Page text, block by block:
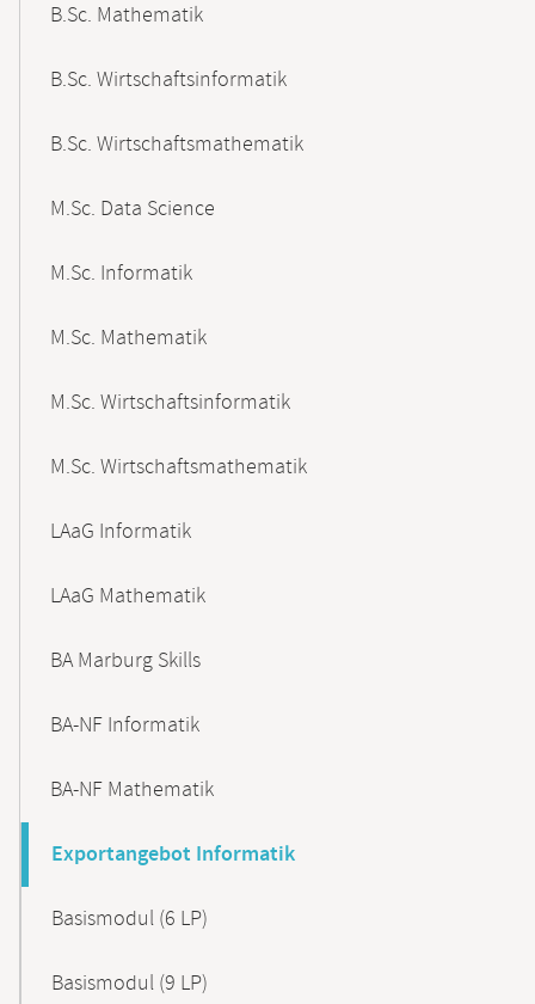
B.Sc. Mathematik
B.Sc. Wirtschaftsinformatik
B.Sc. Wirtschaftsmathematik
M.Sc. Data Science
M.Sc. Informatik
M.Sc. Mathematik
M.Sc. Wirtschaftsinformatik
M.Sc. Wirtschaftsmathematik
LAaG Informatik
LAaG Mathematik
BA Marburg Skills
BA-NF Informatik
BA-NF Mathematik
Exportangebot Informatik
Basismodul (6 LP)
Basismodul (9 LP)